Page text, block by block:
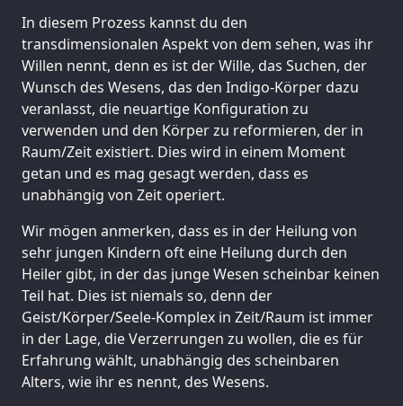
In diesem Prozess kannst du den
transdimensionalen Aspekt von dem sehen, was ihr
Willen nennt, denn es ist der Wille, das Suchen, der
Wunsch des Wesens, das den Indigo-Körper dazu
veranlasst, die neuartige Konfiguration zu
verwenden und den Körper zu reformieren, der in
Raum/Zeit existiert. Dies wird in einem Moment
getan und es mag gesagt werden, dass es
unabhängig von Zeit operiert.
Wir mögen anmerken, dass es in der Heilung von
sehr jungen Kindern oft eine Heilung durch den
Heiler gibt, in der das junge Wesen scheinbar keinen
Teil hat. Dies ist niemals so, denn der
Geist/Körper/Seele-Komplex in Zeit/Raum ist immer
in der Lage, die Verzerrungen zu wollen, die es für
Erfahrung wählt, unabhängig des scheinbaren
Alters, wie ihr es nennt, des Wesens.